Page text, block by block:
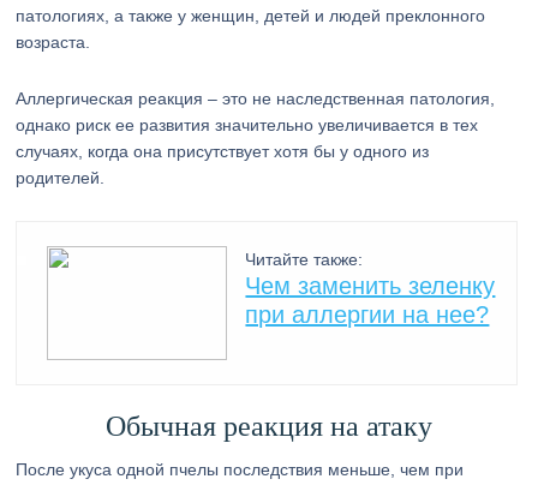
патологиях, а также у женщин, детей и людей преклонного
возраста.
Аллергическая реакция – это не наследственная патология,
однако риск ее развития значительно увеличивается в тех
случаях, когда она присутствует хотя бы у одного из
родителей.
Читайте также:
Чем заменить зеленку
при аллергии на нее?
Обычная реакция на атаку
После укуса одной пчелы последствия меньше, чем при